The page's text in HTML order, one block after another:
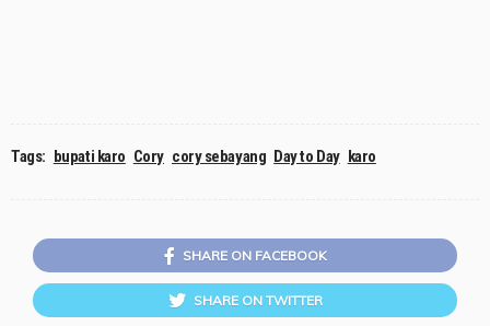
Tags: bupati karo Cory cory sebayang Day to Day karo
SHARE ON FACEBOOK
SHARE ON TWITTER